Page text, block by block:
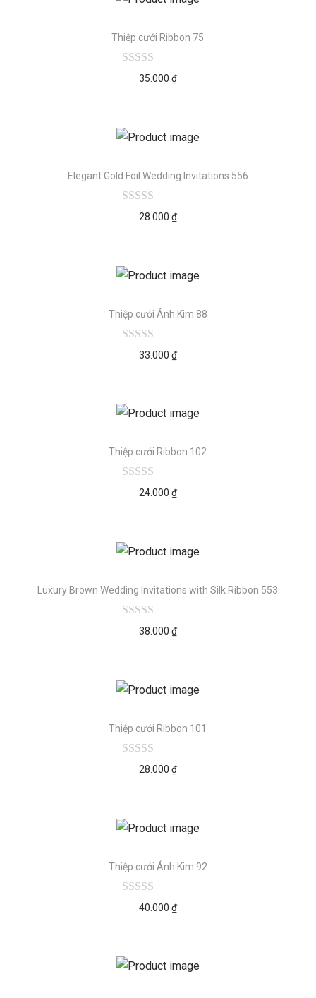
Thiệp cưới Ribbon 75
35.000 ₫
Elegant Gold Foil Wedding Invitations 556
28.000 ₫
Thiệp cưới Ánh Kim 88
33.000 ₫
Thiệp cưới Ribbon 102
24.000 ₫
Luxury Brown Wedding Invitations with Silk Ribbon 553
38.000 ₫
Thiệp cưới Ribbon 101
28.000 ₫
Thiệp cưới Ánh Kim 92
40.000 ₫